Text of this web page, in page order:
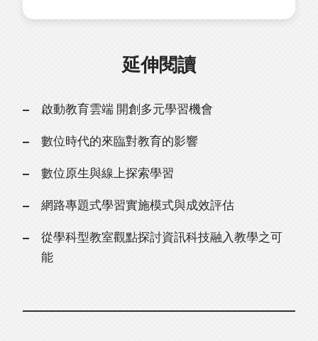
延伸閱讀
啟動教育雲端 開創多元學習機會
數位時代的來臨對教育的影響
數位原生與線上探索學習
網路專題式學習實施模式與成效評估
從學科型教室觀點探討資訊科技融入教學之可
能